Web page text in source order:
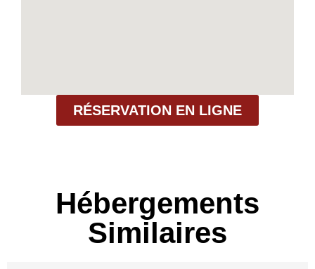
RÉSERVATION EN LIGNE
Hébergements
Similaires